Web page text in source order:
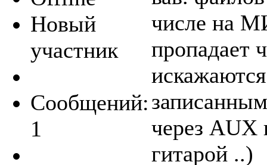
Новый
участник
Сообщений:
1
числе на
пропадает
через АUX
гитарой ..)